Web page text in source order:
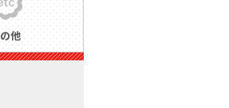
他